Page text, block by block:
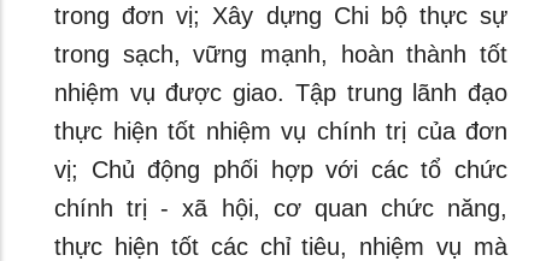
trong đơn vị; Xây dựng Chi bộ thực sự
trong sạch, vững mạnh, hoàn thành tốt
nhiệm vụ được giao. Tập trung lãnh đạo
thực hiện tốt nhiệm vụ chính trị của đơn
vị; Chủ động phối hợp với các tổ chức
chính trị - xã hội, cơ quan chức năng,
thực hiện tốt các chỉ tiêu, nhiệm vụ mà